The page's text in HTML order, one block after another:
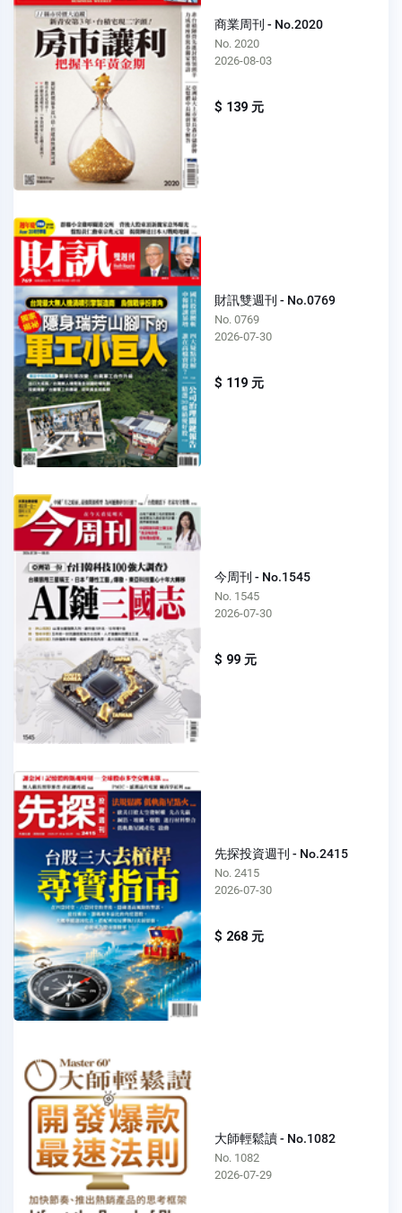
商業周刊 - No.2020
No. 2020
2026-08-03
$ 139 元
財訊雙週刊 - No.0769
No. 0769
2026-07-30
$ 119 元
今周刊 - No.1545
No. 1545
2026-07-30
$ 99 元
先探投資週刊 - No.2415
No. 2415
2026-07-30
$ 268 元
大師輕鬆讀 - No.1082
No. 1082
2026-07-29